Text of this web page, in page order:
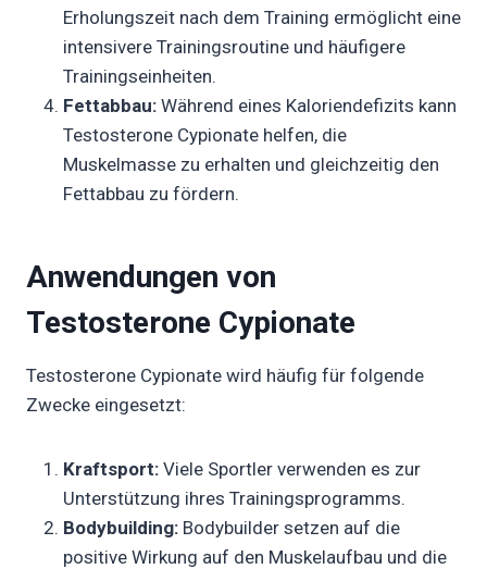
Erholungszeit nach dem Training ermöglicht eine
intensivere Trainingsroutine und häufigere
Trainingseinheiten.
Fettabbau: Während eines Kaloriendefizits kann
Testosterone Cypionate helfen, die
Muskelmasse zu erhalten und gleichzeitig den
Fettabbau zu fördern.
Anwendungen von
Testosterone Cypionate
Testosterone Cypionate wird häufig für folgende
Zwecke eingesetzt:
Kraftsport: Viele Sportler verwenden es zur
Unterstützung ihres Trainingsprogramms.
Bodybuilding: Bodybuilder setzen auf die
positive Wirkung auf den Muskelaufbau und die